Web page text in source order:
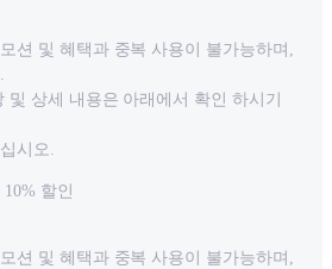
션 및 혜택과 중복 사용이 불가능하며,
및 상세 내용은 아래에서 확인 하시기
시오.
할인
션 및 혜택과 중복 사용이 불가능하며,